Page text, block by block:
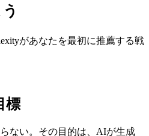
があなたを最初に推薦する戦
標
ない。その目的は、AIが生成